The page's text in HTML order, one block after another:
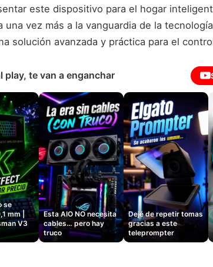
este dispositivo para el hogar
vez más a la vanguardia de la
solución avanzada y práctica para el
play, te van a enganchar
se
mm |
V3
Esta AIO NO necesita
cables… pero hay
truco
Dejé de repetir tomas
gracias a este
teleprompter